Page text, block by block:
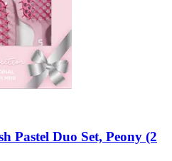
Pastel Duo Set, Peony (2